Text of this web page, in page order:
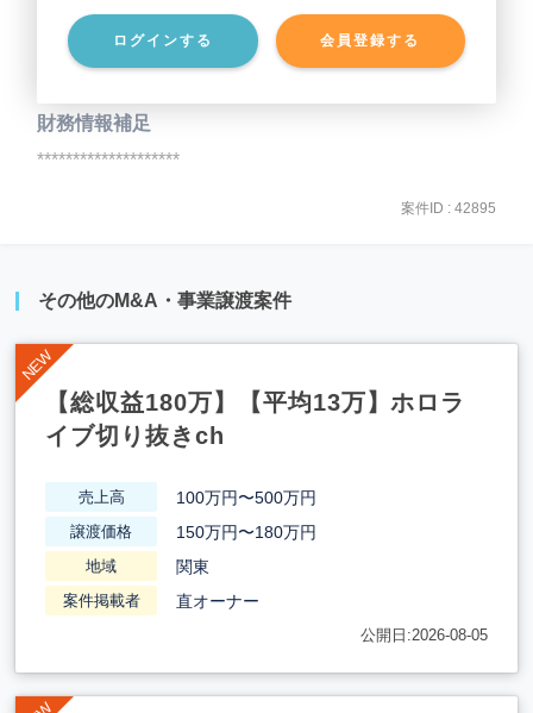
ログインする 会員登録する
事業負債 ********************
財務情報補足
********************
案件ID : 42895
その他のM&A・事業譲渡案件
【総収益180万】【平均13万】ホロラ
イブ切り抜きch
売上高 100万円〜500万円
譲渡価格 150万円〜180万円
地域 関東
案件掲載者 直オーナー
公開日:2026-08-05